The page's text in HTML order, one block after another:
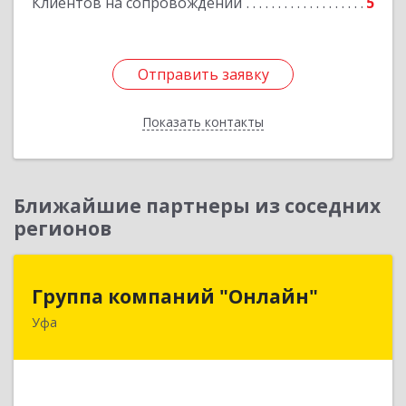
Отправить заявку
Показать контакты
Отправить заявку
Назад
Ближайшие партнеры из соседних
регионов
Группа компаний "Онлайн"
Уфа
Группа компаний "Онлайн"
450006, Башкортостан Респ, г.о. город Уфа, Уфа